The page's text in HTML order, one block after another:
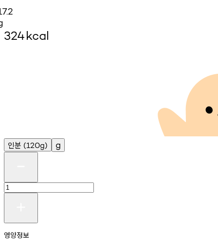
324kcal
인분 (120g) g
영양정보